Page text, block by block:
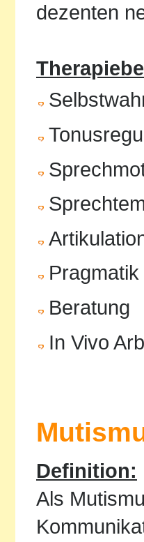
dezenten
Pragmatik
Beratung
In Vivo
Definition:
Als